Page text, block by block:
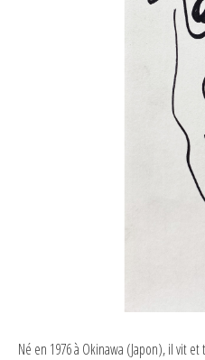
Né en 1976 à Okinawa (Japon), il vit et